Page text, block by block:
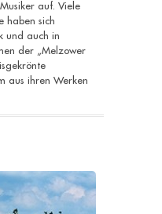
auf. Viele
haben sich
und auch in
der „Melzower
aus ihren Werken